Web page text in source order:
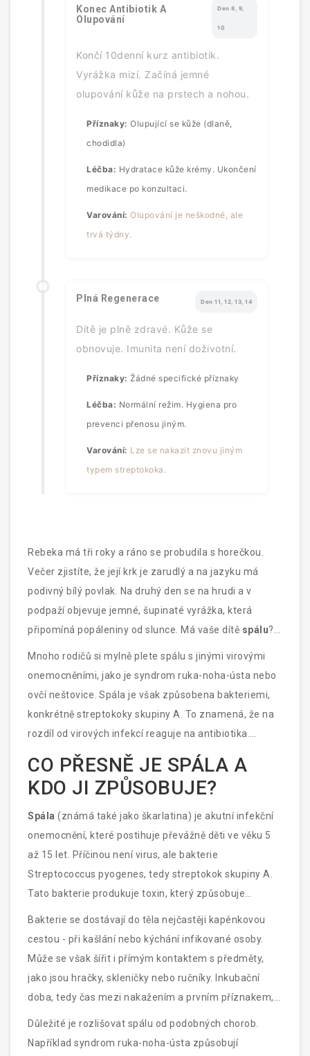
Konec Antibiotik A
Olupování
Den 8, 9,
10
Končí 10denní kurz antibiotik.
Vyrážka mizí. Začíná jemné
olupování kůže na prstech a nohou.
Příznaky: Olupující se kůže (dlaně,
chodidla)
Léčba: Hydratace kůže krémy. Ukončení
medikace po konzultaci.
Varování: Olupování je neškodné, ale
trvá týdny.
Plná Regenerace Den 11, 12, 13, 14
Dítě je plně zdravé. Kůže se
obnovuje. Imunita není doživotní.
Příznaky: Žádné specifické příznaky
Léčba: Normální režim. Hygiena pro
prevenci přenosu jiným.
Varování: Lze se nakazit znovu jiným
typem streptokoka.
Rebeka má tři roky a ráno se probudila s horečkou.
Večer zjistíte, že její krk je zarudlý a na jazyku má
podivný bílý povlak. Na druhý den se na hrudi a v
podpaží objevuje jemné, šupinaté vyrážka, která
připomíná popáleniny od slunce. Má vaše dítě spálu?
Nebojte se, i když to zní děsivě, jde o běžnou dětskou
nemoc, kterou většina dětí přežije bez následků.
Klíčové je vědět, jak ji správně léčit a kolik času si
vyhradit pro domácí režim.
Mnoho rodičů si mylně plete spálu s jinými virovými
onemocněními, jako je syndrom ruka-noha-ústa nebo
ovčí neštovice. Spála je však způsobena bakteriemi,
konkrétně streptokoky skupiny A. To znamená, že na
rozdíl od virových infekcí reaguje na antibiotika.
Správná léčba nejen zkrátí dobu nakažlivosti, ale
především předejde vážným komplikacím.
CO PŘESNĚ JE SPÁLA A
KDO JI ZPŮSOBUJE?
Spála (známá také jako škarlatina) je akutní infekční
onemocnění, které postihuje převážně děti ve věku 5
až 15 let. Příčinou není virus, ale bakterie
Streptococcus pyogenes, tedy streptokok skupiny A.
Tato bakterie produkuje toxin, který způsobuje
charakteristickou červenou vyrážku a celkové
zhoršení stavu dítěte.
Bakterie se dostávají do těla nejčastěji kapénkovou
cestou - při kašlání nebo kýchání infikované osoby.
Může se však šířit i přímým kontaktem s předměty,
jako jsou hračky, skleničky nebo ručníky. Inkubační
doba, tedy čas mezi nakažením a prvním příznakem,
trvá obvykle 2 až 4 dny. Někdy může být kratší (1 den)
nebo delší (až 7 dní), což závisí na imunitním systému
Důležité je rozlišovat spálu od podobných chorob.
Například syndrom ruka-noha-ústa způsobují